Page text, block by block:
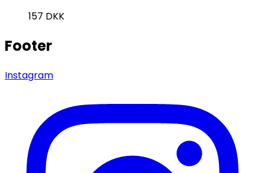
157 DKK
Footer
Instagram